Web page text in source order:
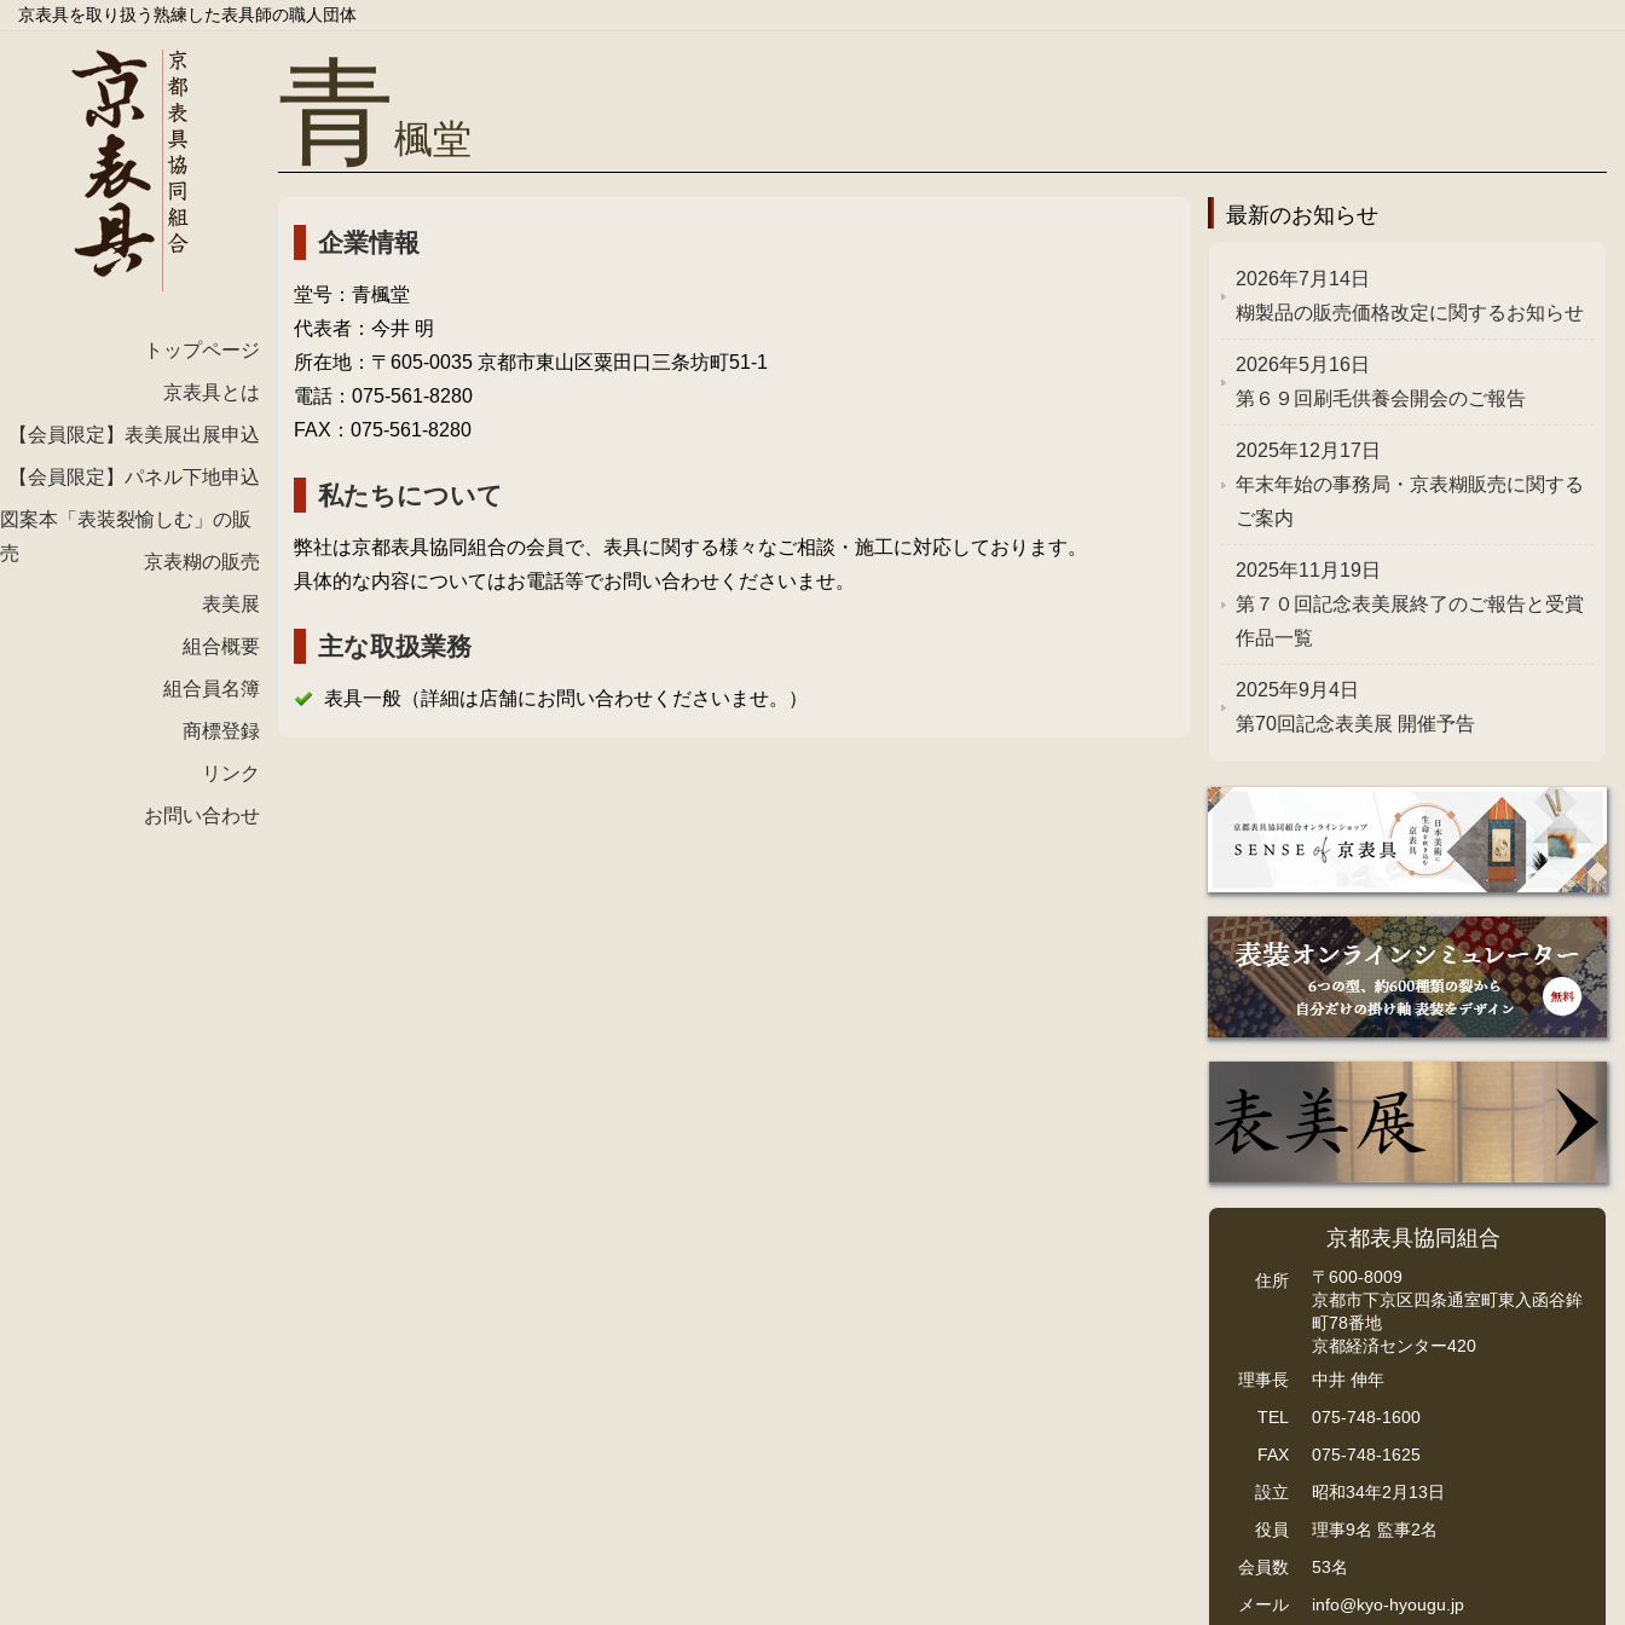
京表具を取り扱う熟練した表具師の職人団体
トップページ
京表具とは
【会員限定】表美展出展申込
【会員限定】パネル下地申込
図案本「表装裂愉しむ」の販
売
京表糊の販売
表美展
組合概要
組合員名簿
商標登録
リンク
お問い合わせ
青楓堂
企業情報
堂号：青楓堂
代表者：今井 明
所在地：〒605-0035 京都市東山区粟田口三条坊町51-1
電話：075-561-8280
FAX：075-561-8280
私たちについて
弊社は京都表具協同組合の会員で、表具に関する様々なご相談・施工に対応しております。
具体的な内容についてはお電話等でお問い合わせくださいませ。
主な取扱業務
表具一般（詳細は店舗にお問い合わせくださいませ。）
最新のお知らせ
2026年7月14日
糊製品の販売価格改定に関するお知らせ
2026年5月16日
第６９回刷毛供養会開会のご報告
2025年12月17日
年末年始の事務局・京表糊販売に関する
ご案内
2025年11月19日
第７０回記念表美展終了のご報告と受賞
作品一覧
2025年9月4日
第70回記念表美展 開催予告
京都表具協同組合
住所
〒600-8009
京都市下京区四条通室町東入函谷鉾
町78番地
京都経済センター420
理事長
中井 伸年
TEL
075-748-1600
FAX
075-748-1625
設立
昭和34年2月13日
役員
理事9名 監事2名
会員数
53名
メール
info@kyo-hyougu.jp